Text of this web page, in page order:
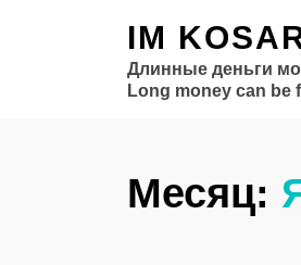
IM
Длинные деньги
Long money can be
Месяц: